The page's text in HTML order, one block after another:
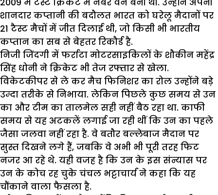
शानदार कप्तानी की बदौलत भारत को घरेलू मैदानों पर
21 टैस्ट मैचों में जीत दिलाई थी, जो किसी भी भारतीय
कप्तान का सब से बेहतर रिकौर्ड है.
निजी जिंदगी में फर्राटा मोटरसाइकिलों के शौकीन महेंद्र
सिंह धोनी ने क्रिकेट भी तेज रफ्तार से खेला.
विकेटकीपर से ले कर मैच फिनिशर का रोल उन्होंने बड़े
उम्दा तरीके से निभाया. लेकिन पिछले कुछ समय से उन
का और टीम का तालमेल सही नहीं बैठ रहा था. काफी
समय से यह अटकलें लगाई जा रही थीं कि उन का पहले
जैसा जलवा नहीं रहा है. वे बतौर बल्लेबाज मैदान पर
सुस्त दिखने लगे हैं, जबकि वे अभी भी पूरी तरह फिट
नजर आ रहे थे. यही वजह है कि उन के इस संन्यास पर
उन के कोच रह चुके चंचल भट्टाचार्य ने कहा कि यह
चौंकाने वाला फैसला है.